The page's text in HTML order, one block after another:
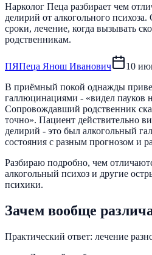
Нарколог Пеца разбирает чем
делирий от алкогольного
сроки, лечение, когда вызывать
родственникам.
ПЯПеца Янош Иванович 10
В приёмный покой однажды
галлюцинациями - «видел пауков
Сопровождавший родственник
точно». Пациент действительно
делирий - это был алкогольный
состояния с разным прогнозом и
Разбираю подробно, чем
алкогольный психоз и другие
психики.
Зачем вообще
Практический ответ: лечение